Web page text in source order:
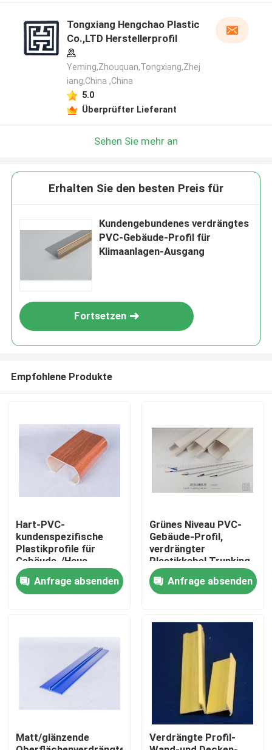
Zu Hause
Produkte
Videos
Tongxiang Hengchao Plastic
Co.,LTD Herstellerprofil
Yeming,Zhouquan,Tongxiang,Zhej
iang,China ,China
5.0
Überprüfter Lieferant
Sehen Sie mehr an
Erhalten Sie den besten Preis für
Kundengebundenes verdrängtes
PVC-Gebäude-Profil für
Klimaanlagen-Ausgang
Fortsetzen
Empfohlene Produkte
Hart-PVC-
kundenspezifische
Plastikprofile für
Gebäude-/Haus-
Dekoration
Anfrage absenden
Grünes Niveau PVC-
Gebäude-Profil,
verdrängter
Plastikkabel Trunking
Anfrage absenden
Matt/glänzende
Verdrängte Profil-